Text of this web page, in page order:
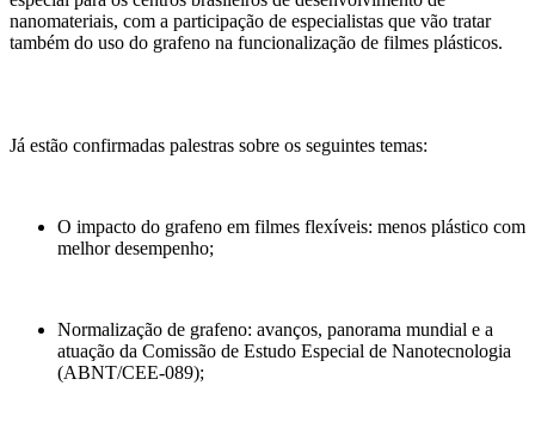
nanomateriais, com a participação de especialistas que vão tratar
também do uso do grafeno na funcionalização de filmes plásticos.
Já estão confirmadas palestras sobre os seguintes temas:
O impacto do grafeno em filmes flexíveis: menos plástico com
melhor desempenho;
Normalização de grafeno: avanços, panorama mundial e a
atuação da Comissão de Estudo Especial de Nanotecnologia
(ABNT/CEE-089);